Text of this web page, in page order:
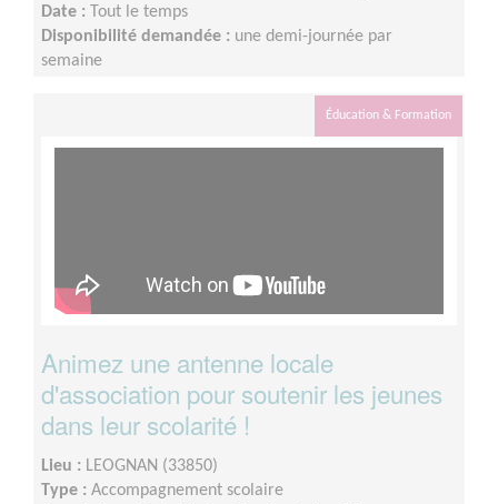
Date :
Tout le temps
Disponibilité demandée : une demi-journée par
semaine
Éducation & Formation
Animez une antenne locale
d'association pour soutenir les jeunes
dans leur scolarité !
Lieu : LEOGNAN (33850)
Type : Accompagnement scolaire